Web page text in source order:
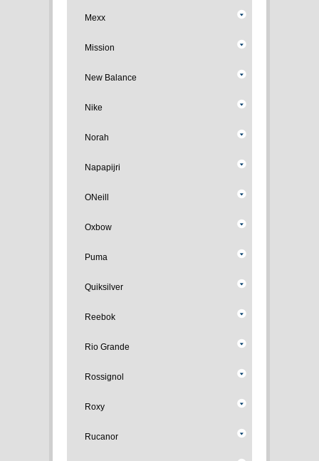
Mexx
Mission
New Balance
Nike
Norah
Napapijri
ONeill
Oxbow
Puma
Quiksilver
Reebok
Rio Grande
Rossignol
Roxy
Rucanor